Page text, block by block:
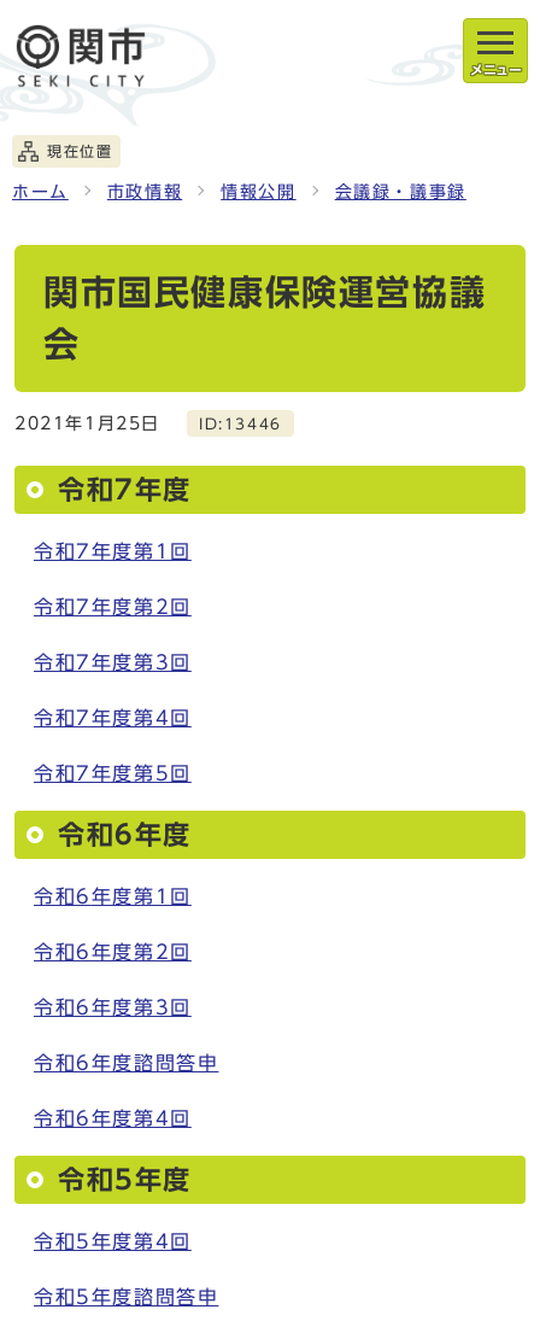
メニュー
現在位置
ホーム 市政情報 情報公開 会議録・議事録
関市国民健康保険運営協議
会
2021年1月25日 ID:13446
令和7年度
令和7年度第1回
令和7年度第2回
令和7年度第3回
令和7年度第4回
令和7年度第5回
令和6年度
令和6年度第1回
令和6年度第2回
令和6年度第3回
令和6年度諮問答申
令和6年度第4回
令和5年度
令和5年度第4回
令和5年度諮問答申